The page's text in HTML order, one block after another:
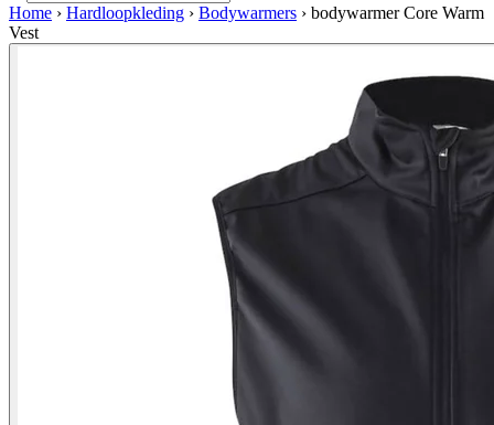
Home › Hardloopkleding › Bodywarmers › bodywarmer Core Warm
Vest